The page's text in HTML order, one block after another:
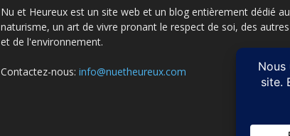
Nu et Heureux est un site web et un blog entièrement dédié au
naturisme, un art de vivre pronant le respect de soi, des autres
et de l'environnement.
Contactez-nous: info@nuetheureux.com